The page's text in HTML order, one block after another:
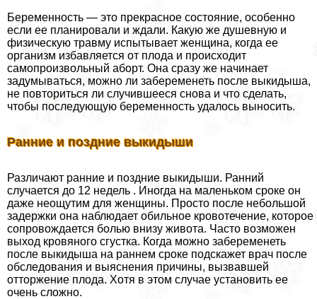
Беременность — это прекрасное состояние, особенно
если ее планировали и ждали. Какую же душевную и
физическую травму испытывает женщина, когда ее
организм избавляется от плода и происходит
самопроизвольный aбopт. Она сразу же начинает
задумываться, можно ли забеременеть после выкидыша,
не повториться ли случившееся снова и что сделать,
чтобы последующую беременность удалось выносить.
Ранние и поздние выкидыши
Различают ранние и поздние выкидыши. Ранний
случается до 12 недель . Иногда на маленьком сроке он
даже неощутим для женщины. Просто после небольшой
задержки она наблюдает обильное кровотечение, которое
сопровождается болью внизу живота. Часто возможен
выход кровяного сгустка. Когда можно забеременеть
после выкидыша на раннем сроке подскажет врач после
обследования и выяснения причины, вызвавшей
отторжение плода. Хотя в этом случае установить ее
очень сложно.